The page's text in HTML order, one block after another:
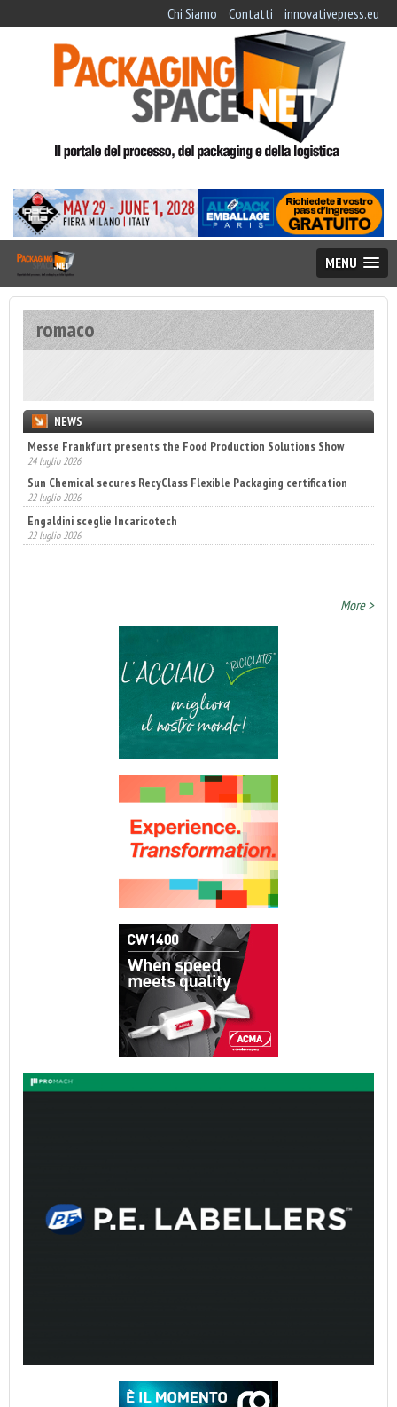
Chi Siamo Contatti innovativepress.eu
MENU
romaco
NEWS
Messe Frankfurt presents the Food Production Solutions Show
24 luglio 2026
Sun Chemical secures RecyClass Flexible Packaging certification
22 luglio 2026
Engaldini sceglie Incaricotech
22 luglio 2026
Annunciati i finalisti dei Diamonds Awards 2026 di FTA Europe
14 luglio 2026
More >